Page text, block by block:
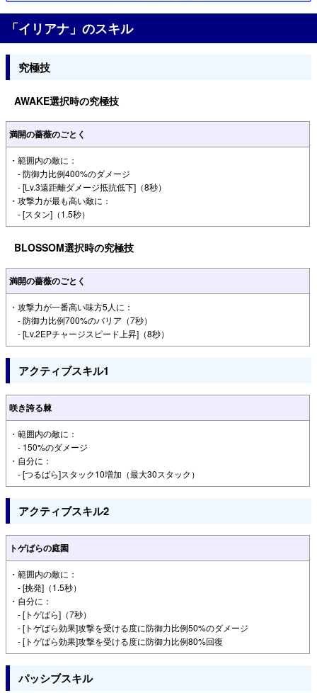
「イリアナ」のスキル
究極技
AWAKE選択時の究極技
満開の薔薇のごとく
・範囲内の敵に：
- 防御力比例400%のダメージ
- [Lv.3遠距離ダメージ抵抗低下]（8秒）
・攻撃力が最も高い敵に：
- [スタン]（1.5秒）
BLOSSOM選択時の究極技
満開の薔薇のごとく
・攻撃力が一番高い味方5人に：
- 防御力比例700%のバリア（7秒）
- [Lv.2EPチャージスピード上昇]（8秒）
アクティブスキル1
咲き誇る棘
・範囲内の敵に：
- 150%のダメージ
・自分に：
- [つるばら]スタック10増加（最大30スタック）
アクティブスキル2
トゲばらの庭園
・範囲内の敵に：
- [挑発]（1.5秒）
・自分に：
- [トゲばら]（7秒）
- [トゲばら効果]攻撃を受ける度に防御力比例50%のダメージ
- [トゲばら効果]攻撃を受ける度に防御力比例80%回復
パッシブスキル